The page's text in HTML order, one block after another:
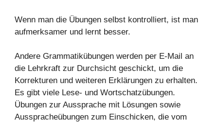
Wenn man die Übungen selbst kontrolliert, ist man
aufmerksamer und lernt besser.
Andere Grammatikübungen werden per E-Mail an
die Lehrkraft zur Durchsicht geschickt, um die
Korrekturen und weiteren Erklärungen zu erhalten.
Es gibt viele Lese- und Wortschatzübungen.
Übungen zur Aussprache mit Lösungen sowie
Ausspracheübungen zum Einschicken, die vom